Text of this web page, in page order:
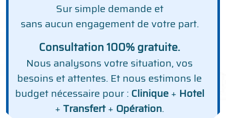
Sur simple demande et
sans aucun engagement de votre part.
Consultation 100% gratuite.
Nous analysons votre situation, vos
besoins et attentes. Et nous estimons le
budget nécessaire pour :Clinique+ Hotel
+Transfert+ Opération.